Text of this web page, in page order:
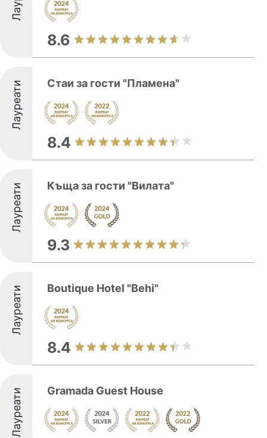
8.6
Лауреати Стаи за гости "Пламена"
8.4
Лауреати Къща за гости "Вилата"
9.3
Лауреати Boutique Hotel "Behi"
8.4
Лауреати Gramada Guest House